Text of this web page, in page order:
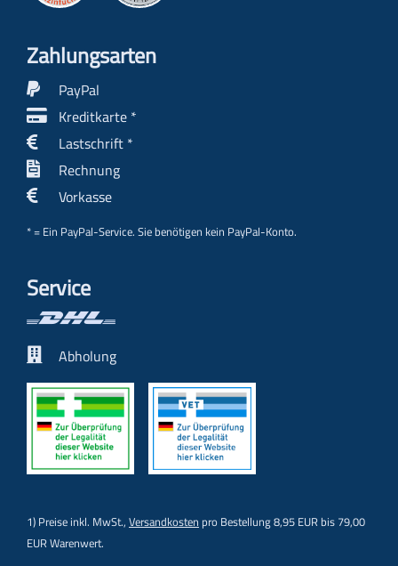
Zahlungs­arten
PayPal
Kreditkarte *
Lastschrift *
Rechnung
Vorkasse
* = Ein PayPal-Service. Sie benötigen kein PayPal-Konto.
Service
Abholung
1) Preise inkl. MwSt.,Versandkosten pro Bestellung 8,95 EUR bis 79,00
EUR Warenwert.